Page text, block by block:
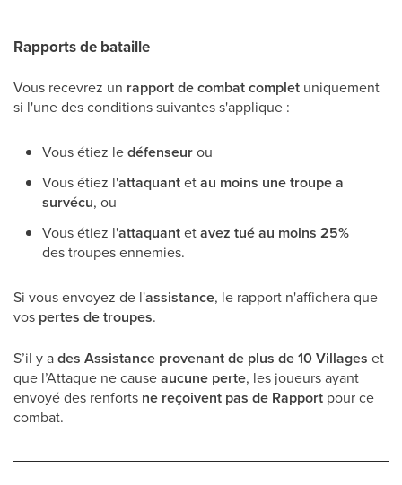
Rapports de bataille
Vous recevrez un rapport de combat complet uniquement
si l'une des conditions suivantes s'applique :
Vous étiez ledéfenseurou
Vous étiez l'attaquantetau moins une troupe a
survécu, ou
Vous étiez l'attaquantetavez tué au moins 25%
des troupes ennemies.
Si vous envoyez de l'assistance, le rapport n'affichera que
vos pertes de troupes.
S’il y ades Assistance provenant de plus de 10 Villages et
que l’Attaque ne causeaucune perte, les joueurs ayant
envoyé des renforts ne reçoivent pas de Rapport pour ce
combat.